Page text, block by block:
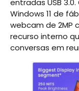
entradas USB
Windows 11 de
webcam de 2MP
recurso interno
conversas em